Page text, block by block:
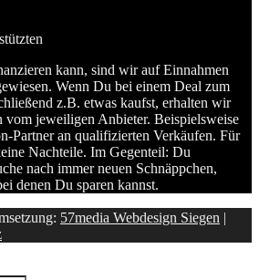
kann, sind wir auf Einnahmen
Wenn Du bei einem Deal zum
z.B. etwas kaufst, erhalten wir
jeweiligen Anbieter. Beispielsweise
Partner an qualifizierten Verkäufen. Für
Nachteile. Im Gegenteil: Du
nach immer neuen Schnäppchen,
denen Du sparen kannst.
57media Webdesign Siegen |